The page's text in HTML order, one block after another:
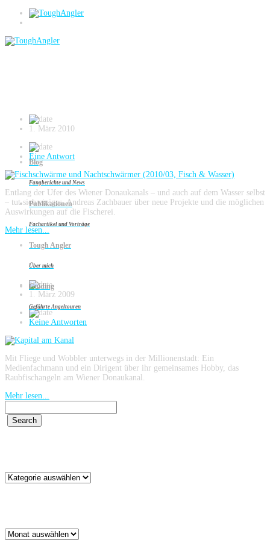
Blog
Fangberichte und News
Publikationen
Fachartikel und Vorträge
Tough Angler
Über mich
Guiding
Geführte Angeltouren
Donaukanal Wien
1. März 2010
Eine Antwort
Entlang der Ufer des Wiener Donaukanals – und auch auf dem Wasser selbst
– tut sich einiges. Andreas Zachbauer über neue Projekte und die möglichen
Auswirkungen auf die Fischerei.
Mehr lesen...
1. März 2009
Keine Antworten
Mit Fliege und Wobbler unterwegs in der Millionenstadt: Ein
Medienfachmann und ein Dirigent über ihr gemeinsames Hobby, das
Raubfischangeln am Wiener Donaukanal.
Mehr lesen...
Kategorien
Archiv